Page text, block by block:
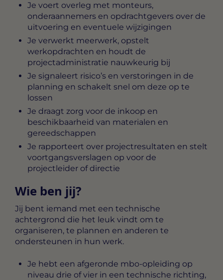
Je voert overleg met monteurs,
onderaannemers en opdrachtgevers over de
uitvoering en eventuele wijzigingen
Je verwerkt meerwerk, opstelt
werkopdrachten en houdt de
projectadministratie nauwkeurig bij
Je signaleert risico’s en verstoringen in de
planning en schakelt snel om deze op te
lossen
Je draagt zorg voor de inkoop en
beschikbaarheid van materialen en
gereedschappen
Je rapporteert over projectresultaten en stelt
voortgangsverslagen op voor de
projectleider of directie
Wie ben jij?
Jij bent iemand met een technische
achtergrond die het leuk vindt om te
organiseren, te plannen en anderen te
ondersteunen in hun werk.
Je hebt een afgeronde mbo-opleiding op
niveau drie of vier in een technische richting,